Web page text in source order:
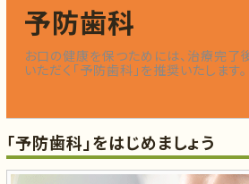
予防歯科
お口の健康を保つためには、治療完了
いただく「予防歯科」を推奨いたします。
「予防歯科」をはじめましょう